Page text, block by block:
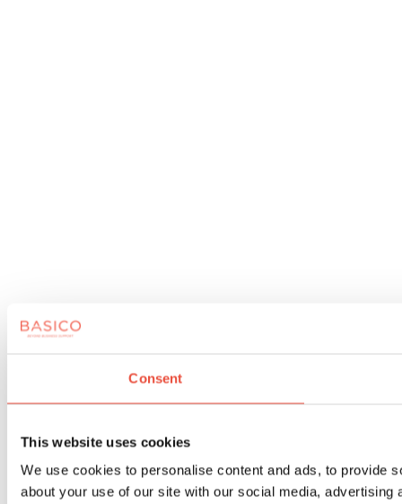
Consent
This website uses cookies
We use cookies to personalise content and ads, to provide
about your use of our site with our social media,